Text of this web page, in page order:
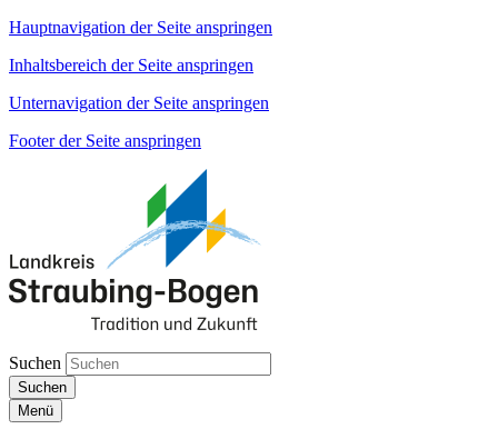
Hauptnavigation der Seite anspringen
Inhaltsbereich der Seite anspringen
Unternavigation der Seite anspringen
Footer der Seite anspringen
Suchen
Suchen
Menü